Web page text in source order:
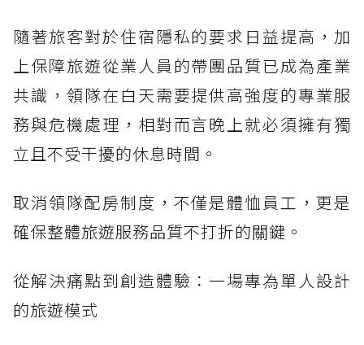
隨著旅客對於住宿隱私的要求日益提高，加
上保障旅遊從業人員的帶團品質已成為產業
共識，領隊在白天需要提供高強度的專業服
務與危機處理，相對而言晚上就必須擁有獨
立且不受干擾的休息時間。
取消領隊配房制度，不僅是體恤員工，更是
確保整體旅遊服務品質不打折的關鍵。
從解決痛點到創造體驗：一場專為單人設計
的旅遊模式